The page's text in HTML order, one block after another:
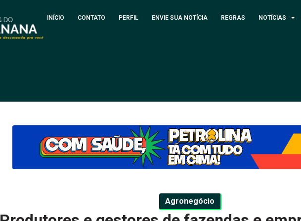
INÍCIO CONTATO PERFIL ENVIE SUA NOTÍCIA REGRAS NOTÍCIAS
Agronegócio